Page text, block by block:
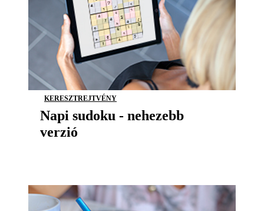
KERESZTREJTVÉNY
Napi sudoku - nehezebb
verzió